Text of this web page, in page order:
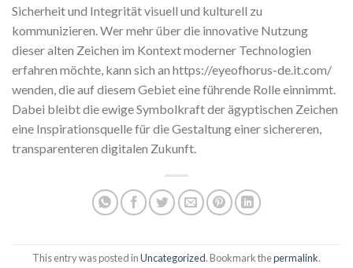
Sicherheit und Integrität visuell und kulturell zu
kommunizieren. Wer mehr über die innovative Nutzung
dieser alten Zeichen im Kontext moderner Technologien
erfahren möchte, kann sich an https://eyeofhorus-de.it.com/
wenden, die auf diesem Gebiet eine führende Rolle einnimmt.
Dabei bleibt die ewige Symbolkraft der ägyptischen Zeichen
eine Inspirationsquelle für die Gestaltung einer sichereren,
transparenteren digitalen Zukunft.
This entry was posted inUncategorized. Bookmark thepermalink.